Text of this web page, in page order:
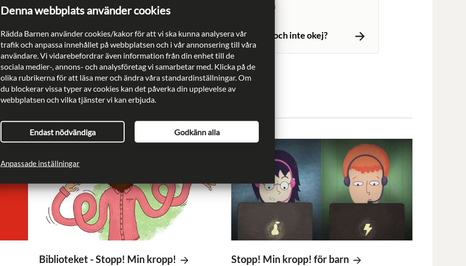
Denna webbplats använder cookies
Rädda Barnen använder cookies/kakor för att vi ska kunna analysera vår
trafik och anpassa innehållet på webbplatsen och i vår annonsering till våra
användare. Vi vidarebefordrar även information från din enhet till de
sociala medier-, annons- och analysföretag vi samarbetar med. Klicka på de
olika rubrikerna för att läsa mer och ändra våra standardinställningar. Om
du blockerar vissa typer av cookies kan det påverka din upplevelse av
webbplatsen och vilka tjänster vi kan erbjuda.
Anpassade inställningar
Endast nödvändiga Godkänn alla
Viktiga vuxna
Stopp! Min kropp!-spelet
Viktiga vuxna
Vad är okej och inte okej?
Visa fler
STOPP! MIN KROPP!
Biblioteket - Stopp! Min kropp! Stopp! Min kropp! för barn